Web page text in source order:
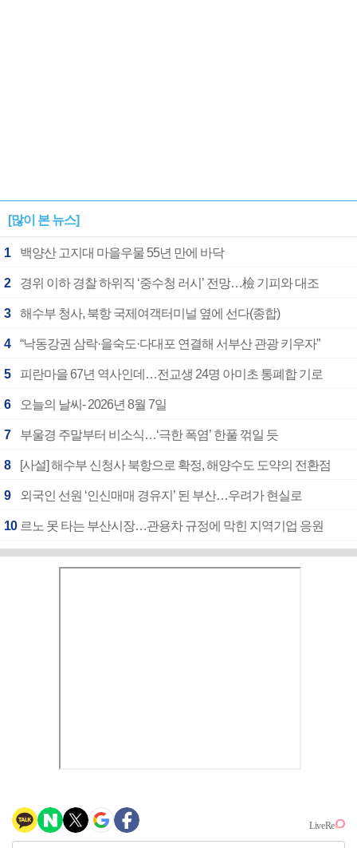
[많이 본 뉴스]
1 백양산 고지대 마을우물 55년 만에 바닥
2 경위 이하 경찰 하위직 ‘중수청 러시’ 전망…檢 기피와 대조
3 해수부 청사, 북항 국제여객터미널 옆에 선다(종합)
4 “낙동강권 삼락·을숙도·다대포 연결해 서부산 관광 키우자”
5 피란마을 67년 역사인데…전교생 24명 아미초 통폐합 기로
6 오늘의 날씨- 2026년 8월 7일
7 부울경 주말부터 비소식…‘극한 폭염’ 한풀 꺾일 듯
8 [사설] 해수부 신청사 북항으로 확정, 해양수도 도약의 전환점
9 외국인 선원 ‘인신매매 경유지’ 된 부산…우려가 현실로
10 르노 못 타는 부산시장…관용차 규정에 막힌 지역기업 응원